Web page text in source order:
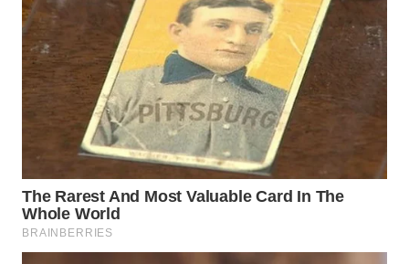
TANGERANG
BINJAI
CIREBON
WN